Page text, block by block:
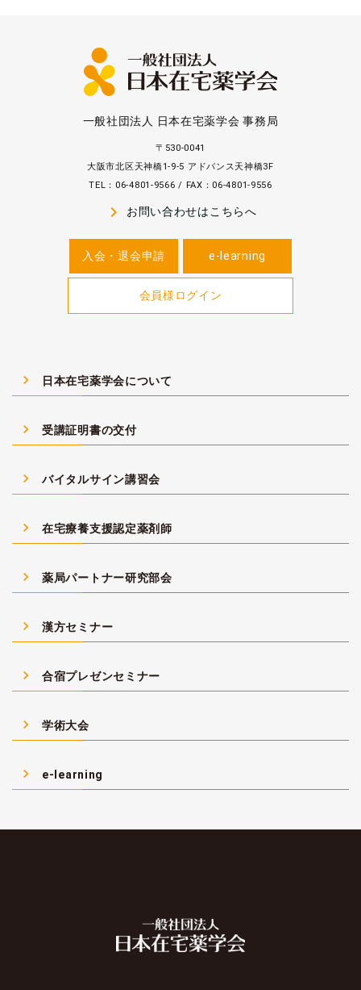
一般社団法人 日本在宅薬学会 事務局
〒530-0041
大阪市北区天神橋1-9-5 アドバンス天神橋3F
TEL：06-4801-9566 / FAX：06-4801-9556
navigate_next お問い合わせはこちらへ
入会・退会申請 e-learning
会員様ログイン
navigate_next 日本在宅薬学会について
navigate_next 受講証明書の交付
navigate_next バイタルサイン講習会
navigate_next 在宅療養支援認定薬剤師
navigate_next 薬局パートナー研究部会
navigate_next 漢方セミナー
navigate_next 合宿プレゼンセミナー
navigate_next 学術大会
navigate_next e-learning